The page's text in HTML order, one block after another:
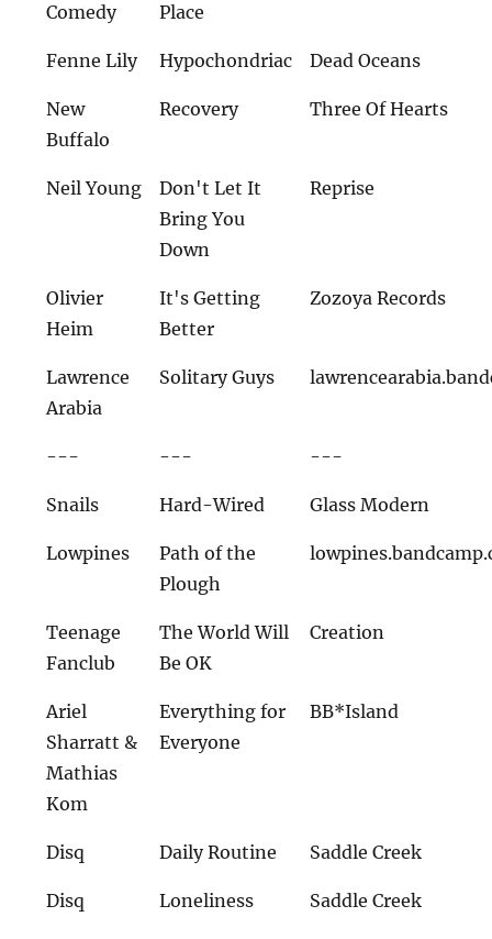
Comedy
Place
Fenne Lily Hypochondriac Dead Oceans
New
Buffalo
Recovery Three Of Hearts
Neil Young
Don't Let It
Bring You
Down
Reprise
Olivier
Heim
It's Getting
Better
Zozoya Records
Lawrence
Arabia
Solitary Guys
--- --- ---
Snails Hard-Wired Glass Modern
Lowpines
Path of the
Plough
Teenage
Fanclub
The World Will
Be OK
Creation
Ariel
Sharratt &
Mathias
Kom
Everything for
Everyone
BB*Island
Disq Daily Routine Saddle Creek
Disq Loneliness Saddle Creek